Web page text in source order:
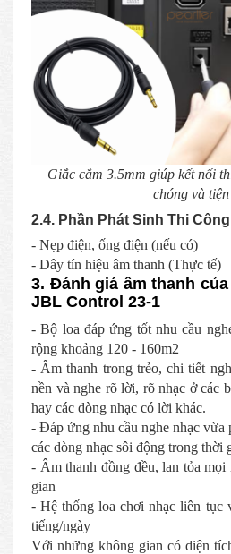
Giắc cắm 3.5mm giúp kết nối
chóng và
2.4. Phần Phát Sinh Thi
- Nẹp điện, ống điện (nếu có)
- Dây tín hiệu âm thanh (Thực tế)
3. Đánh giá âm thanh
JBL Control 23-1
- Bộ loa đáp ứng tốt nhu cầu
rộng khoảng 120 - 160m2
- Âm thanh trong trẻo, chi tiết
nền và nghe rõ lời, rõ nhạc ở các
hay các dòng nhạc có lời khác.
- Đáp ứng nhu cầu nghe nhạc vừa
các dòng nhạc sôi động trong thời
- Âm thanh đồng đều, lan tỏa
gian
- Hệ thống loa chơi nhạc liên tục
tiếng/ngày
Với những không gian có diện